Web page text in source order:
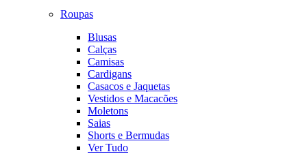
Roupas
Blusas
Calças
Camisas
Cardigans
Casacos e Jaquetas
Vestidos e Macacões
Moletons
Saias
Shorts e Bermudas
Ver Tudo